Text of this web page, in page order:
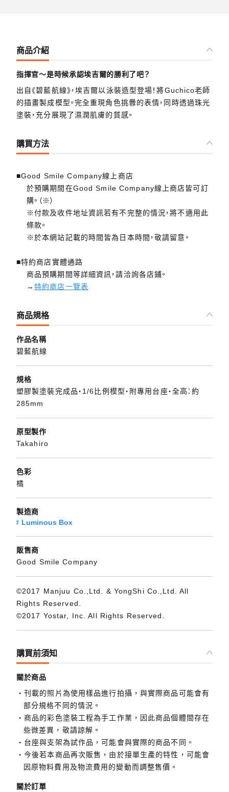
商品介紹
指揮官～是時候承認埃吉爾的勝利了吧？
出自《碧藍航線》，埃吉爾以泳裝造型登場！將Guchico老師
的插畫製成模型。完全重現角色挑釁的表情，同時透過珠光
塗裝，充分展現了濕潤肌膚的質感。
購買方法
■Good Smile Company線上商店
於預購期間在Good Smile Company線上商店皆可訂
購。（※）
※付款及收件地址資訊若有不完整的情況，將不適用此
條款。
※於本網站記載的時間皆為日本時間，敬請留意。
■特約商店實體通路
商品預購期間等詳細資訊，請洽詢各店鋪。
→特約商店一覽表
商品規格
作品名稱
碧藍航線
規格
塑膠製塗裝完成品・1/6比例模型・附專用台座・全高：約
285mm
原型製作
Takahiro
色彩
橘
製造商
Luminous Box
販售商
Good Smile Company
©2017 Manjuu Co.,Ltd. & YongShi Co.,Ltd. All
Rights Reserved.
©2017 Yostar, Inc. All Rights Reserved.
購買前須知
關於商品
刊載的照片為使用樣品進行拍攝，與實際商品可能會有
部分規格不同的情況。
商品的彩色塗裝工程為手工作業，因此商品個體間存在
些微差異，敬請諒解。
台座與支架為試作品，可能會與實際的商品不同。
今後若本商品再次販售，由於接單生產的特性，可能會
因原物料費用及物流費用的變動而調整售價。
關於訂單